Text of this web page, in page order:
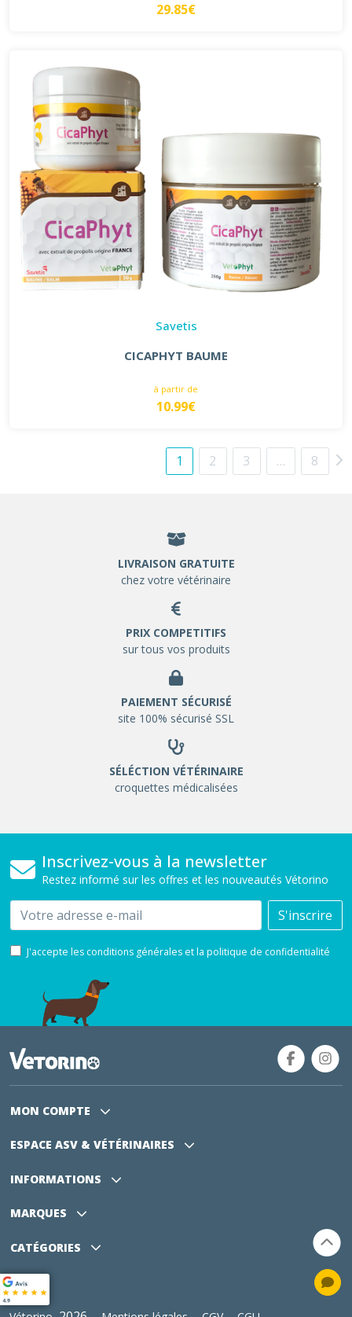
29.85€
Savetis
CICAPHYT BAUME
à partir de
10.99€
1 2 3 … 8
LIVRAISON GRATUITE
chez votre vétérinaire
PRIX COMPETITIFS
sur tous vos produits
PAIEMENT SÉCURISÉ
site 100% sécurisé SSL
SÉLÉCTION VÉTÉRINAIRE
croquettes médicalisées
Inscrivez-vous à la newsletter
Restez informé sur les offres et les nouveautés Vétorino
Email S'inscrire
J'accepte les conditions générales et la politique de confidentialité
MON COMPTE
ESPACE ASV & VÉTÉRINAIRES
INFORMATIONS
MARQUES
CATÉGORIES